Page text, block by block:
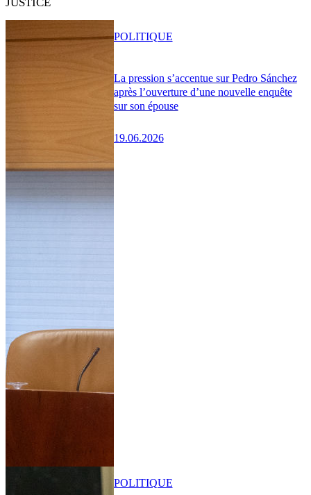
JUSTICE
La pression s’accentue sur Pedro Sánchez
après l’ouverture d’une nouvelle enquête
sur son épouse
19.06.2026
POLITIQUE
POLITIQUE